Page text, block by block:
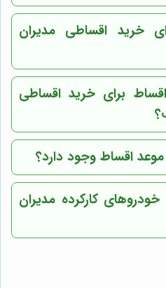
خرید اقساطی مدیران
برای خرید اقساطی
موعد اقساط وجود دارد؟
کارکرده مدیران